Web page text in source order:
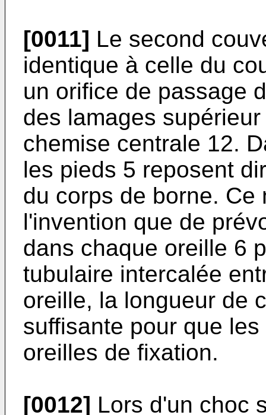
[0011] Le second
identique à celle du
un orifice de passage
des lamages
chemise centrale 12.
les pieds 5 reposent
du corps de borne.
l'invention que de
dans chaque oreille 6
tubulaire intercalée
oreille, la longueur de
suffisante pour que
oreilles de fixation.
[0012] Lors d'un choc